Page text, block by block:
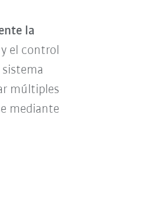
la
el control
múltiples
mediante